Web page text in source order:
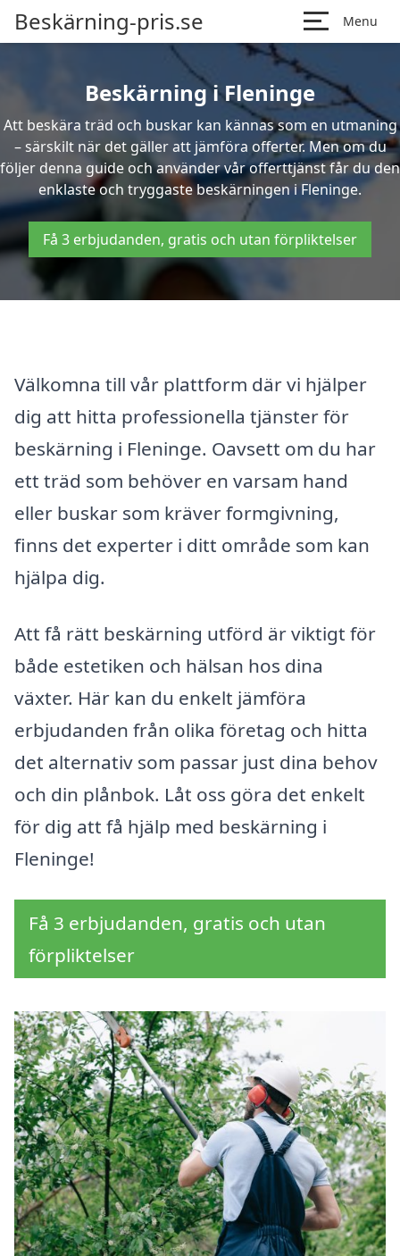
Beskärning-pris.se Menu
Beskärning i Fleninge
Att beskära träd och buskar kan kännas som en utmaning
– särskilt när det gäller att jämföra offerter. Men om du
följer denna guide och använder vår offerttjänst får du den
enklaste och tryggaste beskärningen i Fleninge.
Få 3 erbjudanden, gratis och utan förpliktelser
Välkomna till vår plattform där vi hjälper
dig att hitta professionella tjänster för
beskärning i Fleninge. Oavsett om du har
ett träd som behöver en varsam hand
eller buskar som kräver formgivning,
finns det experter i ditt område som kan
hjälpa dig.
Att få rätt beskärning utförd är viktigt för
både estetiken och hälsan hos dina
växter. Här kan du enkelt jämföra
erbjudanden från olika företag och hitta
det alternativ som passar just dina behov
och din plånbok. Låt oss göra det enkelt
för dig att få hjälp med beskärning i
Fleninge!
Få 3 erbjudanden, gratis och utan
förpliktelser